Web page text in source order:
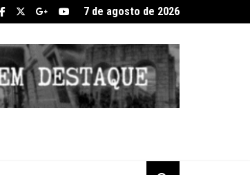
7 de agosto de 2026